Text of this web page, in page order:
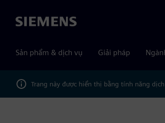
Siemens
Sản phẩm & dịch vụ Giải pháp
Trang này được hiển thị bằng tính năng